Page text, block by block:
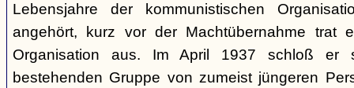
Lebensjahre der kommunistischen
angehört, kurz vor der Machtübernahme trat
Organisation aus. Im April 1937 schloß
bestehenden Gruppe von zumeist jüngeren